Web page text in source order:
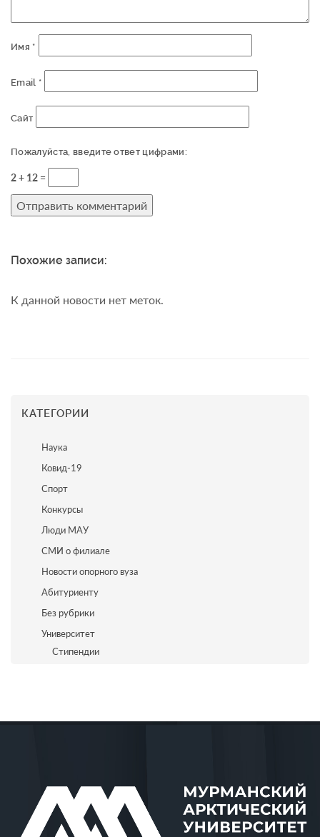
Имя *
Email *
Сайт
Пожалуйста, введите ответ цифрами:
2 + 12 =
Похожие записи:
К данной новости нет меток.
КАТЕГОРИИ
Наука
Ковид-19
Спорт
Конкурсы
Люди МАУ
СМИ о филиале
Новости опорного вуза
Абитуриенту
Без рубрики
Университет
Стипендии